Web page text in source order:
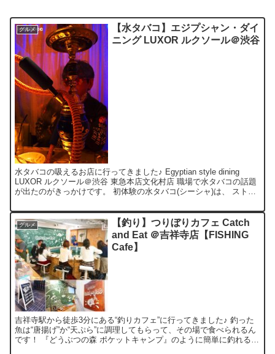
グルメ
【水タバコ】エジプシャン・ダイ
ニング LUXOR ルクソール＠渋谷
水タバコの吸えるお店に行ってきました♪ Egyptian style dining
LUXOR ルクソール＠渋谷 東急本店文化村店 職場で水タバコの話題
が出たのがきっかけです。 初体験の水タバコ(シーシャ)は、 ストロ
グルメ
【釣り】つりぼりカフェ Catch
and Eat ＠吉祥寺店【FISHING
Cafe】
吉祥寺駅から徒歩3分にある“釣りカフェ”に行ってきました♪ 釣った
魚は“唐揚げ”か“天ぷら”に調理してもらって、その場で食べられるん
です！ 『どうぶつの森 ポケットキャンプ』のように簡単に釣れると